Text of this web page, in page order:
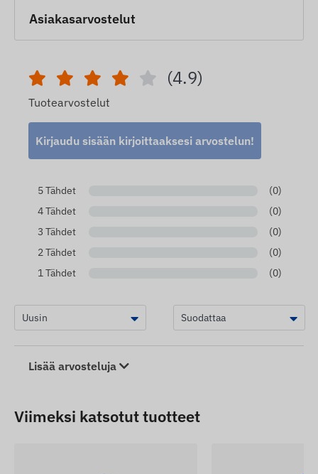
Asiakasarvostelut
(4.9)
Tuotearvostelut
Kirjaudu sisään kirjoittaaksesi arvostelun!
5 Tähdet
(0)
4 Tähdet
(0)
3 Tähdet
(0)
2 Tähdet
(0)
1 Tähdet
(0)
Lisää arvosteluja
Viimeksi katsotut tuotteet